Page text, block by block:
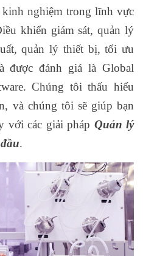
nghiệm trong lĩnh vực
khiển giám sát, quản lý
quản lý thiết bị, tối ưu
được đánh giá là Global
Chúng tôi thấu hiểu
và chúng tôi sẽ giúp bạn
với các giải pháp Quản lý
.